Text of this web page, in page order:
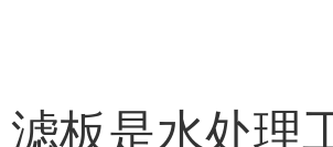
滤板是水处理